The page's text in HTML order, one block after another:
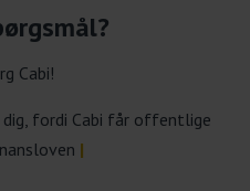
Cabi!
fordi Cabi får offentlige
|